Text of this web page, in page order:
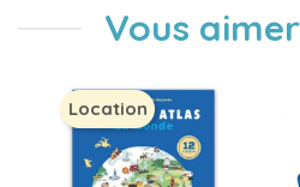
Vous
Location